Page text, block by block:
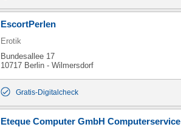
EscortPerlen
Erotik
Bundesallee 17
10717 Berlin - Wilmersdorf
Gratis-Digitalcheck
Eteque Computer GmbH Computerservice